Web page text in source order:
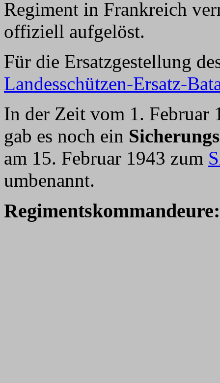
Regiment in Frankreich
offiziell aufgelöst.
Für die Ersatzgestellung
Landesschützen-Ersatz-
In der Zeit vom 1. Februar
gab es noch ein
am 15. Februar 1943 zum
umbenannt.
Regimentskommandeure: